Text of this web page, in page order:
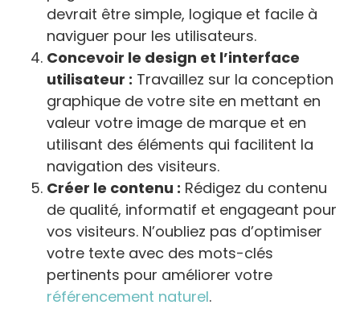
devrait être simple, logique et facile à
naviguer pour les utilisateurs.
Concevoir le design et l’interface
utilisateur : Travaillez sur la conception
graphique de votre site en mettant en
valeur votre image de marque et en
utilisant des éléments qui facilitent la
navigation des visiteurs.
Créer le contenu : Rédigez du contenu
de qualité, informatif et engageant pour
vos visiteurs. N’oubliez pas d’optimiser
votre texte avec des mots-clés
pertinents pour améliorer votre
référencement naturel.